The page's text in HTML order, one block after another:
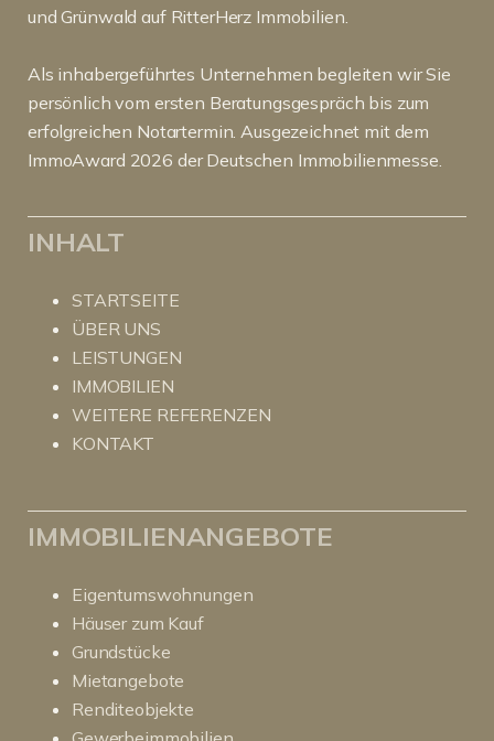
und Grünwald auf RitterHerz Immobilien.
Als inhabergeführtes Unternehmen begleiten wir Sie
persönlich vom ersten Beratungsgespräch bis zum
erfolgreichen Notartermin. Ausgezeichnet mit dem
ImmoAward 2026 der Deutschen Immobilienmesse.
INHALT
STARTSEITE
ÜBER UNS
LEISTUNGEN
IMMOBILIEN
WEITERE REFERENZEN
KONTAKT
IMMOBILIENANGEBOTE
Eigentumswohnungen
Häuser zum Kauf
Grundstücke
Mietangebote
Renditeobjekte